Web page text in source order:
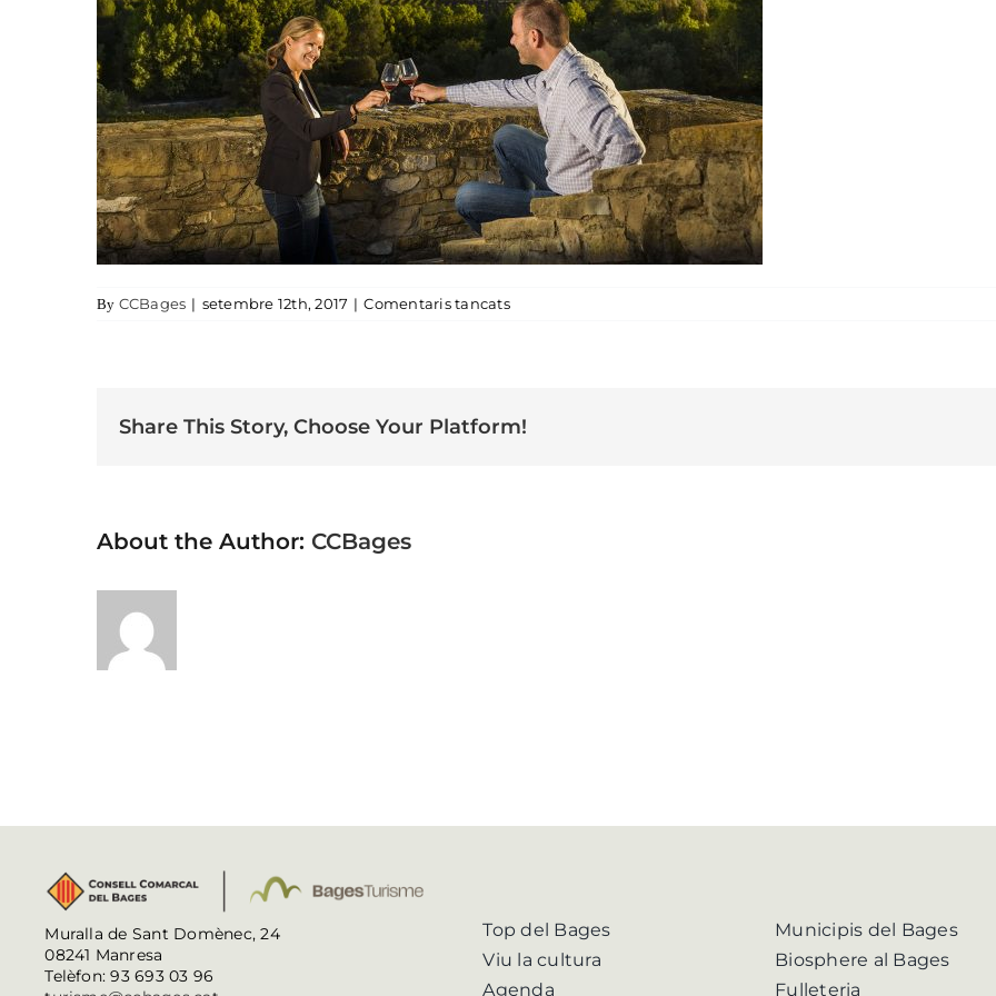
By CCBages | setembre 12th, 2017 | Comentaris tancatsa oller del mas
Share This Story, Choose Your Platform!
About the Author: CCBages
Muralla de Sant Domènec, 24
08241 Manresa
Telèfon: 93 693 03 96
Top del Bages
Viu la cultura
Agenda
Municipis del Bages
Biosphere al Bages
Fulleteria